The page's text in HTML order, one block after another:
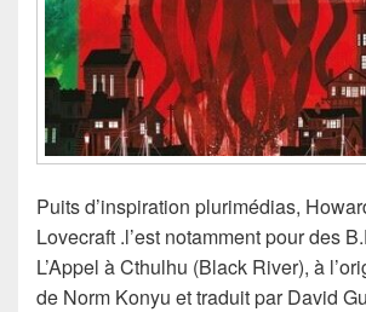
Puits d’inspiration plurimédias,
Lovecraft .l’est notamment pour des
L’Appel à Cthulhu (Black River), à
de Norm Konyu et traduit par David